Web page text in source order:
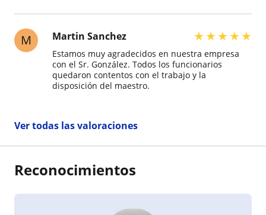
M Martin Sanchez ★★★★★
Estamos muy agradecidos en nuestra empresa
con el Sr. González. Todos los funcionarios
quedaron contentos con el trabajo y la
disposición del maestro.
Ver todas las valoraciones
Reconocimientos